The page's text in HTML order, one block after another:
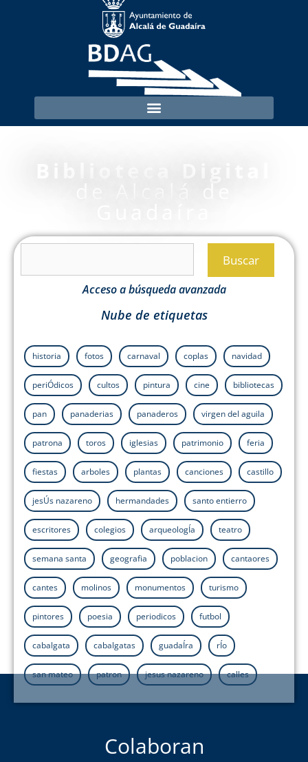
Buscar
Acceso a búsqueda avanzada
Nube de etiquetas
historia fotos carnaval coplas navidad
periÓdicos cultos pintura cine bibliotecas
pan panaderias panaderos virgen del aguila
patrona toros iglesias patrimonio feria
fiestas arboles plantas canciones castillo
jesÚs nazareno hermandades santo entierro
escritores colegios arqueologÍa teatro
semana santa geografia poblacion cantaores
cantes molinos monumentos turismo
pintores poesia periodicos futbol
cabalgata cabalgatas guadaÍra rÍo
san mateo patron jesus nazareno calles
Colaboran